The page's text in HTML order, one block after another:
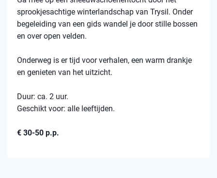
sprookjesachtige winterlandschap van Trysil. Onder
begeleiding van een gids wandel je door stille bossen
en over open velden.
Onderweg is er tijd voor verhalen, een warm drankje
en genieten van het uitzicht.
Duur: ca. 2 uur.
Geschikt voor: alle leeftijden.
€ 30-50 p.p.